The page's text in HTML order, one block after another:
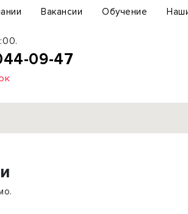
Вакансии Обучение
09-47